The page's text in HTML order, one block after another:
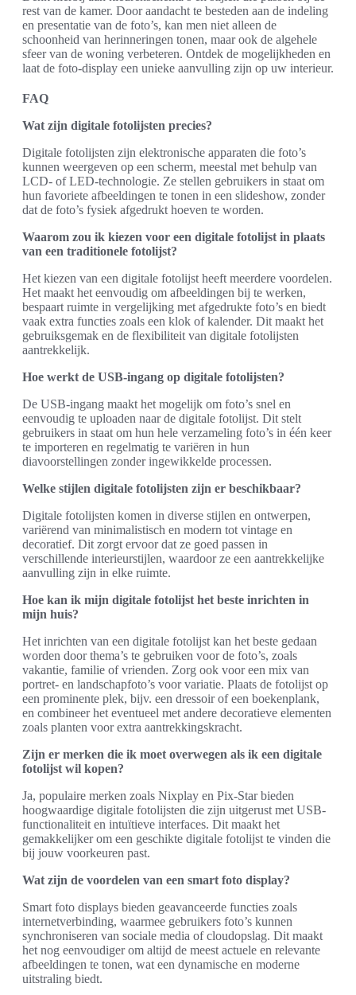
rest van de kamer. Door aandacht te besteden aan de indeling
en presentatie van de foto’s, kan men niet alleen de
schoonheid van herinneringen tonen, maar ook de algehele
sfeer van de woning verbeteren. Ontdek de mogelijkheden en
laat de foto-display een unieke aanvulling zijn op uw interieur.
FAQ
Wat zijn digitale fotolijsten precies?
Digitale fotolijsten zijn elektronische apparaten die foto’s
kunnen weergeven op een scherm, meestal met behulp van
LCD- of LED-technologie. Ze stellen gebruikers in staat om
hun favoriete afbeeldingen te tonen in een slideshow, zonder
dat de foto’s fysiek afgedrukt hoeven te worden.
Waarom zou ik kiezen voor een digitale fotolijst in plaats
van een traditionele fotolijst?
Het kiezen van een digitale fotolijst heeft meerdere voordelen.
Het maakt het eenvoudig om afbeeldingen bij te werken,
bespaart ruimte in vergelijking met afgedrukte foto’s en biedt
vaak extra functies zoals een klok of kalender. Dit maakt het
gebruiksgemak en de flexibiliteit van digitale fotolijsten
aantrekkelijk.
Hoe werkt de USB-ingang op digitale fotolijsten?
De USB-ingang maakt het mogelijk om foto’s snel en
eenvoudig te uploaden naar de digitale fotolijst. Dit stelt
gebruikers in staat om hun hele verzameling foto’s in één keer
te importeren en regelmatig te variëren in hun
diavoorstellingen zonder ingewikkelde processen.
Welke stijlen digitale fotolijsten zijn er beschikbaar?
Digitale fotolijsten komen in diverse stijlen en ontwerpen,
variërend van minimalistisch en modern tot vintage en
decoratief. Dit zorgt ervoor dat ze goed passen in
verschillende interieurstijlen, waardoor ze een aantrekkelijke
aanvulling zijn in elke ruimte.
Hoe kan ik mijn digitale fotolijst het beste inrichten in
mijn huis?
Het inrichten van een digitale fotolijst kan het beste gedaan
worden door thema’s te gebruiken voor de foto’s, zoals
vakantie, familie of vrienden. Zorg ook voor een mix van
portret- en landschapfoto’s voor variatie. Plaats de fotolijst op
een prominente plek, bijv. een dressoir of een boekenplank,
en combineer het eventueel met andere decoratieve elementen
zoals planten voor extra aantrekkingskracht.
Zijn er merken die ik moet overwegen als ik een digitale
fotolijst wil kopen?
Ja, populaire merken zoals Nixplay en Pix-Star bieden
hoogwaardige digitale fotolijsten die zijn uitgerust met USB-
functionaliteit en intuïtieve interfaces. Dit maakt het
gemakkelijker om een geschikte digitale fotolijst te vinden die
bij jouw voorkeuren past.
Wat zijn de voordelen van een smart foto display?
Smart foto displays bieden geavanceerde functies zoals
internetverbinding, waarmee gebruikers foto’s kunnen
synchroniseren van sociale media of cloudopslag. Dit maakt
het nog eenvoudiger om altijd de meest actuele en relevante
afbeeldingen te tonen, wat een dynamische en moderne
uitstraling biedt.